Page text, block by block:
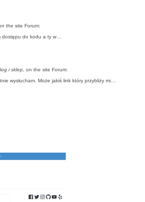
on the site Forum:
dostępu do kodu a ty w…
i sklep , on the site Forum:
wysłucham. Może jakiś link który przybliży mi…